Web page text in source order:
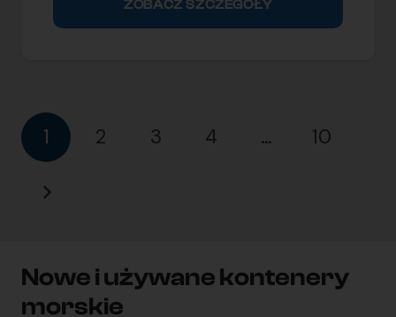
ZOBACZ SZCZEGÓŁY
1 2 3 4 … 10
Nowe i używane kontenery
morskie